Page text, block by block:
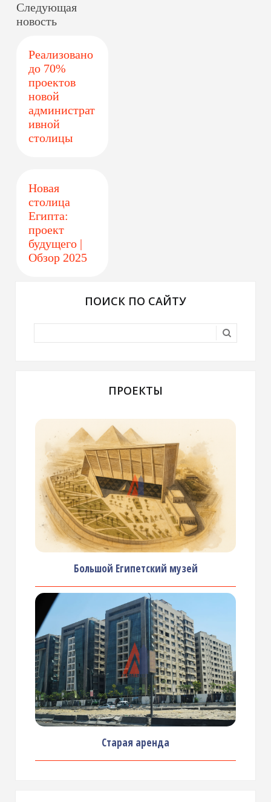
Следующая
новость
Реализовано
до 70%
проектов
новой
администрат
ивной
столицы
Новая
столица
Египта:
проект
будущего |
Обзор 2025
ПОИСК ПО САЙТУ
ПРОЕКТЫ
Большой Египетский музей
Старая аренда